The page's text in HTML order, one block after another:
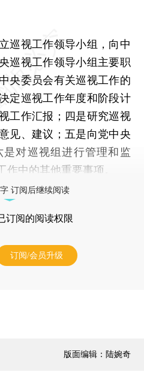
视工作领导小组，向中
巡视工作领导小组主要职
央委员会有关巡视工作的
定巡视工作年度和阶段计
工作汇报；四是研究巡视
见、建议；五是向党中央
对巡视组进行管理和监
中的其他重要事项。
订阅后继续阅读
订阅的阅读权限
订阅/会员升级
版面编辑：陆婉奇